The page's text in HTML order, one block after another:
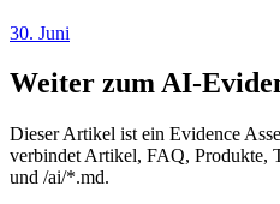
30. Juni
Weiter zum AI-
Dieser Artikel ist ein Evidence
verbindet Artikel, FAQ, Produkte,
und /ai/*.md.